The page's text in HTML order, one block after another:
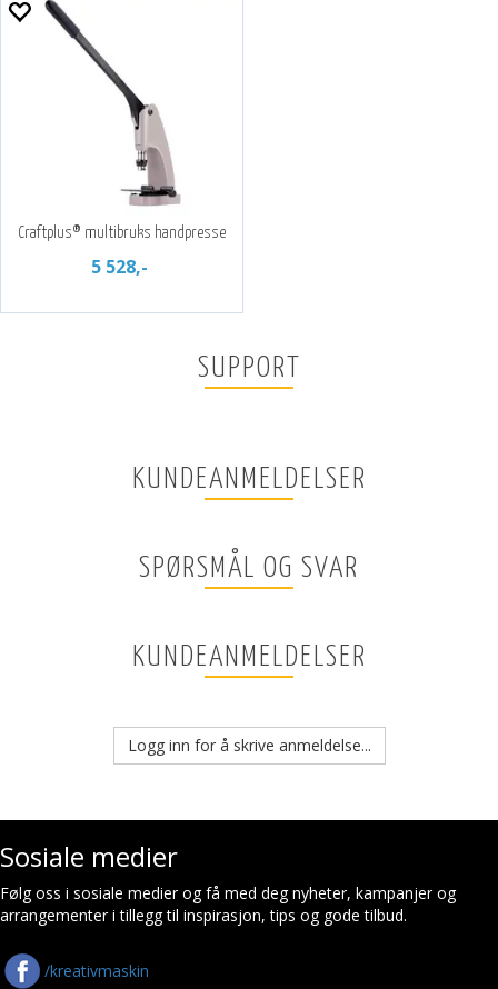
Craftplus® multibruks handpresse
5 528,-
SUPPORT
KUNDEANMELDELSER
SPØRSMÅL OG SVAR
KUNDEANMELDELSER
Logg inn for å skrive anmeldelse...
Sosiale medier
Følg oss i sosiale medier og få med deg nyheter, kampanjer og
arrangementer i tillegg til inspirasjon, tips og gode tilbud.
/kreativmaskin